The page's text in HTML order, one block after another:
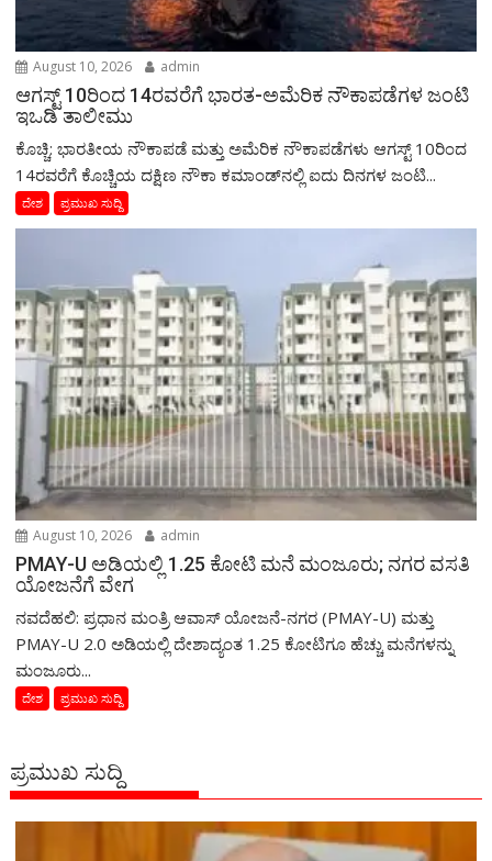
August 10, 2026 admin
ಆಗಸ್ಟ್ 10ರಿಂದ 14ರವರೆಗೆ ಭಾರತ-ಅಮೆರಿಕ ನೌಕಾಪಡೆಗಳ ಜಂಟಿ
ಇಒಡಿ ತಾಲೀಮು
ಕೊಚ್ಚಿ: ಭಾರತೀಯ ನೌಕಾಪಡೆ ಮತ್ತು ಅಮೆರಿಕ ನೌಕಾಪಡೆಗಳು ಆಗಸ್ಟ್ 10ರಿಂದ
14ರವರೆಗೆ ಕೊಚ್ಚಿಯ ದಕ್ಷಿಣ ನೌಕಾ ಕಮಾಂಡ್‌ನಲ್ಲಿ ಐದು ದಿನಗಳ ಜಂಟಿ...
ದೇಶ ಪ್ರಮುಖ ಸುದ್ದಿ
August 10, 2026 admin
PMAY-U ಅಡಿಯಲ್ಲಿ 1.25 ಕೋಟಿ ಮನೆ ಮಂಜೂರು; ನಗರ ವಸತಿ
ಯೋಜನೆಗೆ ವೇಗ
ನವದೆಹಲಿ: ಪ್ರಧಾನ ಮಂತ್ರಿ ಆವಾಸ್ ಯೋಜನೆ-ನಗರ (PMAY-U) ಮತ್ತು
PMAY-U 2.0 ಅಡಿಯಲ್ಲಿ ದೇಶಾದ್ಯಂತ 1.25 ಕೋಟಿಗೂ ಹೆಚ್ಚು ಮನೆಗಳನ್ನು
ಮಂಜೂರು...
ದೇಶ ಪ್ರಮುಖ ಸುದ್ದಿ
ಪ್ರಮುಖ ಸುದ್ದಿ